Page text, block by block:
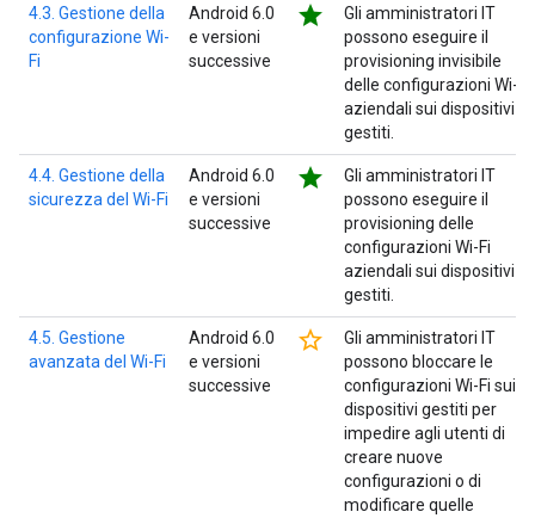
4.3. Gestione della
configurazione Wi-
Fi
Android 6.0
e versioni
successive
star
Gli amministratori IT
possono eseguire il
provisioning invisibile
delle configurazioni Wi-Fi
aziendali sui dispositivi
gestiti.
4.4. Gestione della
sicurezza del Wi-Fi
Android 6.0
e versioni
successive
star
Gli amministratori IT
possono eseguire il
provisioning delle
configurazioni Wi-Fi
aziendali sui dispositivi
gestiti.
4.5. Gestione
avanzata del Wi-Fi
Android 6.0
e versioni
successive
star_border
Gli amministratori IT
possono bloccare le
configurazioni Wi-Fi sui
dispositivi gestiti per
impedire agli utenti di
creare nuove
configurazioni o di
modificare quelle